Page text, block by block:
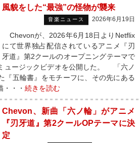
風貌をした“最強”の怪物が襲来
音楽ニュース 2026年6月19日
Chevonが、2026年6月18日よりNetflix
にて世界独占配信されているアニメ『刃
牙道』第2クールのオープニングテーマで
ュージックビデオを公開した。 「六ノ
『五輪書』をモチーフに、その先にある
・・・ 続きを読む
Chevon、新曲「六ノ輪」がアニメ
『刃牙道』第2クールOPテーマに決
定